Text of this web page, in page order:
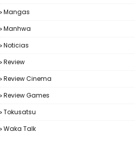
Mangas
Manhwa
Noticias
Review
Review Cinema
Review Games
Tokusatsu
Waka Talk